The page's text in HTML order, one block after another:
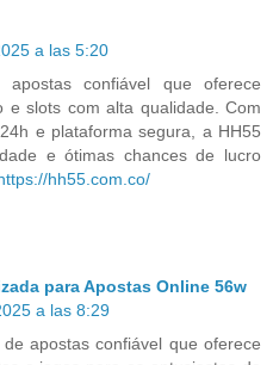
a las 5:20
confiável que oferece
e slots com alta qualidade. Com
e plataforma segura, a HH55
e ótimas chances de lucro
hh55.com.co/
para Apostas Online 56w
a las 8:29
apostas confiável que oferece